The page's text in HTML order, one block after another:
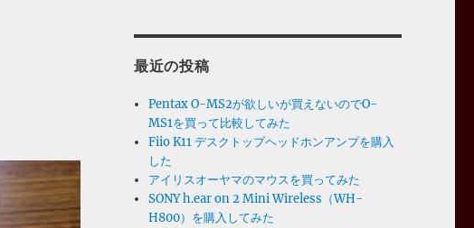
最近の投稿
Pentax O-MS2が欲しいが買えないのでO-
MS1を買って比較してみた
Fiio K11 デスクトップヘッドホンアンプを購入
した
アイリスオーヤマのマウスを買ってみた
SONY h.ear on 2 Mini Wireless（WH-
H800）を購入してみた